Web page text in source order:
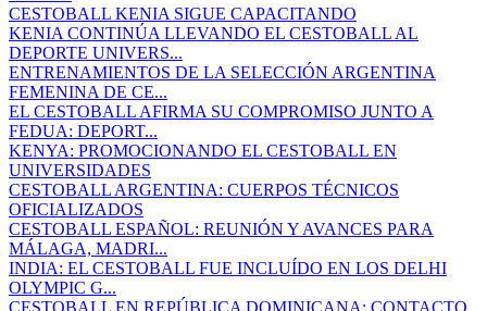
CESTOBALL KENIA SIGUE CAPACITANDO
KENIA CONTINÚA LLEVANDO EL CESTOBALL AL
DEPORTE UNIVERS...
ENTRENAMIENTOS DE LA SELECCIÓN ARGENTINA
FEMENINA DE CE...
EL CESTOBALL AFIRMA SU COMPROMISO JUNTO A
FEDUA: DEPORT...
KENYA: PROMOCIONANDO EL CESTOBALL EN
UNIVERSIDADES
CESTOBALL ARGENTINA: CUERPOS TÉCNICOS
OFICIALIZADOS
CESTOBALL ESPAÑOL: REUNIÓN Y AVANCES PARA
MÁLAGA, MADRI...
INDIA: EL CESTOBALL FUE INCLUÍDO EN LOS DELHI
OLYMPIC G...
CESTOBALL EN REPÚBLICA DOMINICANA: CONTACTO